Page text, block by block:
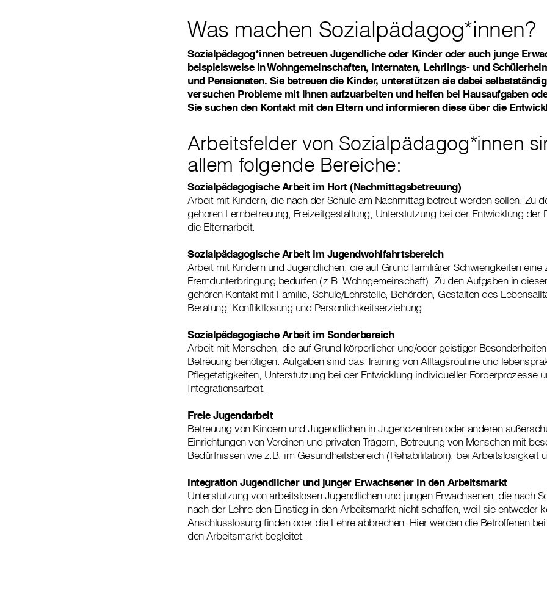
Was machen Sozialpädagog*innen?
Sozialpädagog*innen betreuen Jugendliche oder Kinder oder auch junge
beispielsweise in Wohngemeinschaften, Internaten, Lehrlings- und
und Pensionaten. Sie betreuen die Kinder, unterstützen sie dabei
versuchen Probleme mit ihnen aufzuarbeiten und helfen bei Hausaufgaben
Sie suchen den Kontakt mit den Eltern und informieren diese über die
Arbeitsfelder von Sozialpädagog*innen
allem folgende Bereiche:
Sozialpädagogische Arbeit im Hort (Nachmittagsbetreuung)
Arbeit mit Kindern, die nach der Schule am Nachmittag betreut werden sollen. Zu
gehören Lernbetreuung, Freizeitgestaltung, Unterstützung bei der Entwicklung der
die Elternarbeit.
Sozialpädagogische Arbeit im Jugendwohlfahrtsbereich
Arbeit mit Kindern und Jugendlichen, die auf Grund familiärer Schwierigkeiten eine
Fremdunterbringung bedürfen (z.B. Wohngemeinschaft). Zu den Aufgaben in
gehören Kontakt mit Familie, Schule/Lehrstelle, Behörden, Gestalten des
Beratung, Konfliktlösung und Persönlichkeitserziehung.
Sozialpädagogische Arbeit im Sonderbereich
Arbeit mit Menschen, die auf Grund körperlicher und/oder geistiger
Betreuung benötigen. Aufgaben sind das Training von Alltagsroutine und
Pflegetätigkeiten, Unterstützung bei der Entwicklung individueller Förderprozesse
Integrationsarbeit.
Freie Jugendarbeit
Betreuung von Kindern und Jugendlichen in Jugendzentren oder anderen
Einrichtungen von Vereinen und privaten Trägern, Betreuung von Menschen mit
Bedürfnissen wie z.B. im Gesundheitsbereich (Rehabilitation), bei Arbeitslosigkeit
Integration Jugendlicher und junger Erwachsener in den Arbeitsmarkt
Unterstützung von arbeitslosen Jugendlichen und jungen Erwachsenen, die nach
nach der Lehre den Einstieg in den Arbeitsmarkt nicht schaffen, weil sie entweder
Anschlusslösung finden oder die Lehre abbrechen. Hier werden die Betroffenen
den Arbeitsmarkt begleitet.